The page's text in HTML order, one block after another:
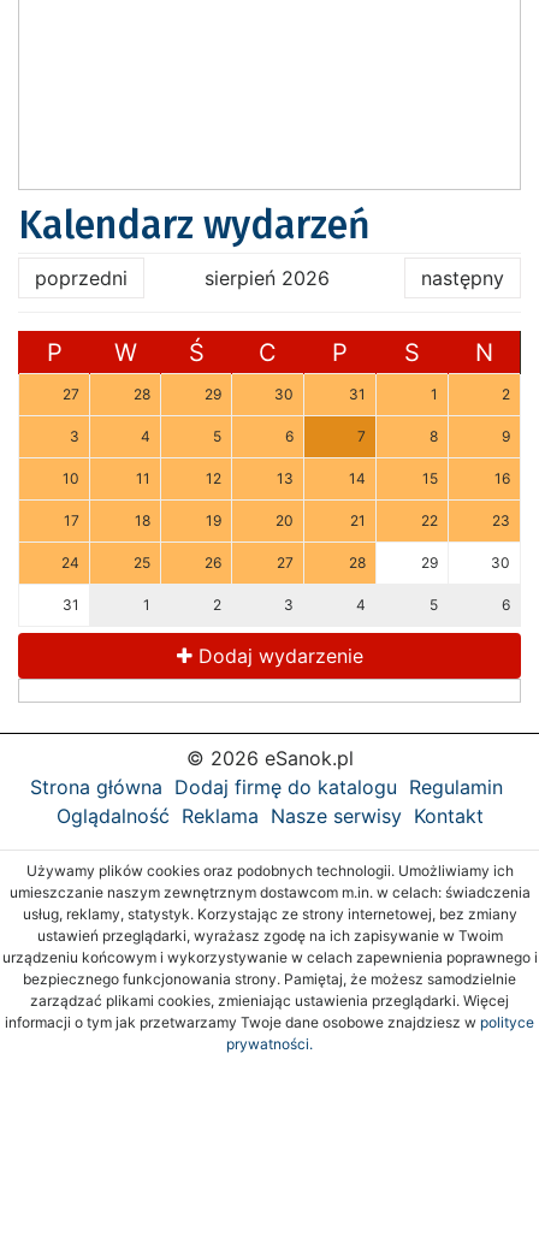
Kalendarz wydarzeń
poprzedni sierpień 2026 następny
P W Ś C P S N
27 28 29 30 31 1 2
3 4 5 6 7 8 9
10 11 12 13 14 15 16
17 18 19 20 21 22 23
24 25 26 27 28 29 30
31 1 2 3 4 5 6
Dodaj wydarzenie
© 2026 eSanok.pl
Strona główna Dodaj firmę do katalogu Regulamin
Oglądalność Reklama Nasze serwisy Kontakt
Używamy plików cookies oraz podobnych technologii. Umożliwiamy ich
umieszczanie naszym zewnętrznym dostawcom m.in. w celach: świadczenia
usług, reklamy, statystyk. Korzystając ze strony internetowej, bez zmiany
ustawień przeglądarki, wyrażasz zgodę na ich zapisywanie w Twoim
urządzeniu końcowym i wykorzystywanie w celach zapewnienia poprawnego i
bezpiecznego funkcjonowania strony. Pamiętaj, że możesz samodzielnie
zarządzać plikami cookies, zmieniając ustawienia przeglądarki. Więcej
informacji o tym jak przetwarzamy Twoje dane osobowe znajdziesz w polityce
prywatności.